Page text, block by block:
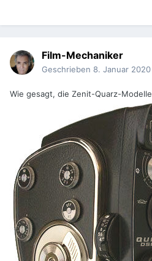
Film-Mechaniker
Geschrieben 8. Januar 2020
Wie gesagt, die Zenit-Quarz-Modelle